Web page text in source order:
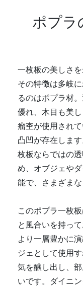
ポプラ
一枚板の美しさ
その特徴は多岐
るのはポプラ材
優れ、木目も美
瘤杢が使用され
凸凹が存在しま
枚板ならではの
め、オブジェや
能で、さまざま
このポプラ一枚
と風合いを持っ
より一層豊かに
ジェとして使用
気を醸し出し、
いです。ダイニ